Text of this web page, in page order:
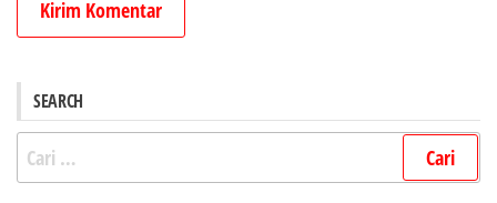
SEARCH
Cari
untuk: